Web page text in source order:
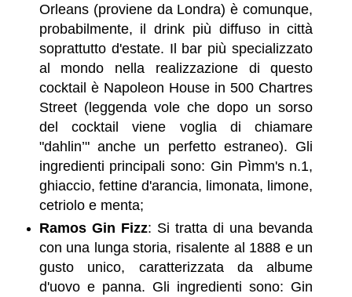
Orleans (proviene da Londra) è comunque,
probabilmente, il drink più diffuso in città
soprattutto d'estate. Il bar più specializzato
al mondo nella realizzazione di questo
cocktail è Napoleon House in 500 Chartres
Street (leggenda vole che dopo un sorso
del cocktail viene voglia di chiamare
"dahlin’" anche un perfetto estraneo). Gli
ingredienti principali sono: Gin Pìmm's n.1,
ghiaccio, fettine d'arancia, limonata, limone,
cetriolo e menta;
Ramos Gin Fizz: Si tratta di una bevanda
con una lunga storia, risalente al 1888 e un
gusto unico, caratterizzata da albume
d'uovo e panna. Gli ingredienti sono: Gin